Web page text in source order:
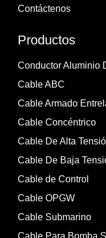
Contáctenos
Productos
Conductor Aluminio
Cable ABC
Cable Armado
Cable Concéntrico
Cable De Alta
Cable De Baja
Cable de Control
Cable OPGW
Cable Submarino
Cable Para Bomba